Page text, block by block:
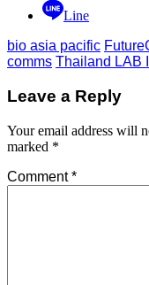
Line
bio asia pacific
comms Thailand LAB
Leave a Reply
Your email address will
marked *
Comment*